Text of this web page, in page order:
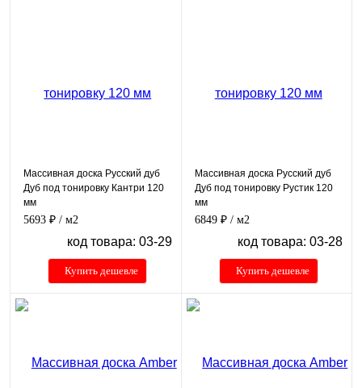
Массивная доска Русский дуб
Дуб под тонировку Кантри 120
мм
5693 ₽ / м2
код товара: 03-29
Купить дешевле
Массивная доска Русский дуб
Дуб под тонировку Рустик 120
мм
6849 ₽ / м2
код товара: 03-28
Купить дешевле